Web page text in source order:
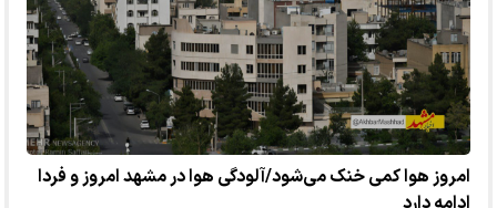
امروز هوا کمی خنک می‌شود/آلودگی هوا در مشهد امروز و فردا